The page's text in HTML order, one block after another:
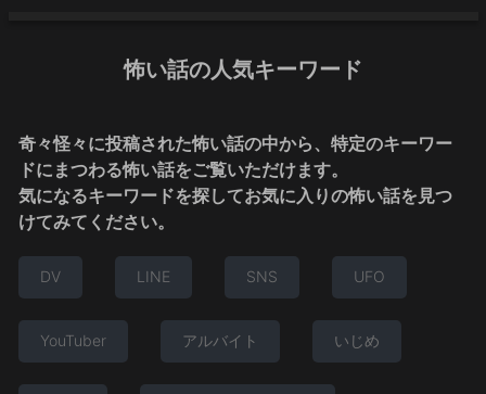
怖い話の人気キーワード
奇々怪々に投稿された怖い話の中から、特定のキーワー
ドにまつわる怖い話をご覧いただけます。
気になるキーワードを探してお気に入りの怖い話を見つ
けてみてください。
DV LINE SNS UFO
YouTuber アルバイト いじめ